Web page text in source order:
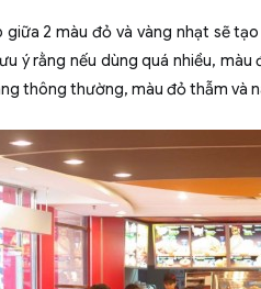
giữa 2 màu đỏ và vàng nhạt sẽ
ý rằng nếu dùng quá nhiều,
thông thường, màu đỏ thẫm và